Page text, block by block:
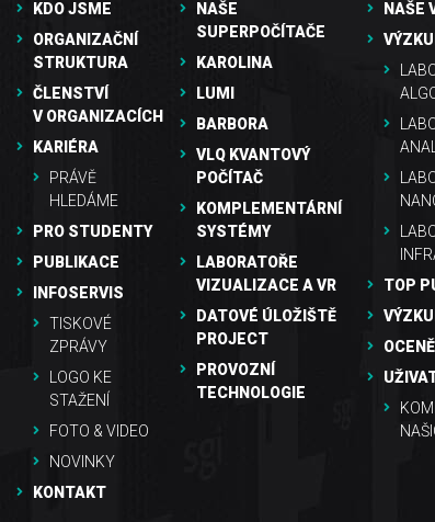
KDO JSME
ORGANIZAČNÍ
STRUKTURA
ČLENSTVÍ
V ORGANIZACÍCH
KARIÉRA
PRÁVĚ
HLEDÁME
PRO STUDENTY
PUBLIKACE
INFOSERVIS
TISKOVÉ
ZPRÁVY
LOGO KE
STAŽENÍ
FOTO & VIDEO
NOVINKY
KONTAKT
NAŠE
SUPERPOČÍTAČE
KAROLINA
LUMI
BARBORA
VLQ KVANTOVÝ
POČÍTAČ
KOMPLEMENTÁRNÍ
SYSTÉMY
LABORATOŘE
VIZUALIZACE A VR
DATOVÉ ÚLOŽIŠTĚ
PROJECT
PROVOZNÍ
TECHNOLOGIE
NAŠE
TOP